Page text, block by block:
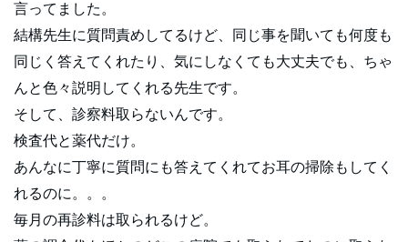
言ってました。
結構先生に質問責めしてるけど、同じ事を聞いても何度も
同じく答えてくれたり、気にしなくても大丈夫でも、ちゃ
んと色々説明してくれる先生です。
そして、診察料取らないんです。
検査代と薬代だけ。
あんなに丁寧に質問にも答えてくれてお耳の掃除もしてく
れるのに。。。
毎月の再診料は取られるけど。